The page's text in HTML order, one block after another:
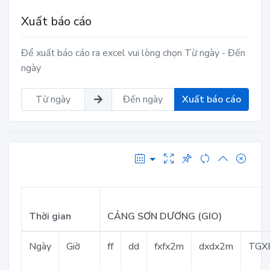
Xuất báo cáo
Để xuất báo cáo ra excel vui lòng chọn Từ ngày - Đến
ngày
Xuất báo cáo
Thời gian CẢNG SƠN DƯƠNG (GIO)
Ngày Giờ ff dd fxfx2m dxdx2m